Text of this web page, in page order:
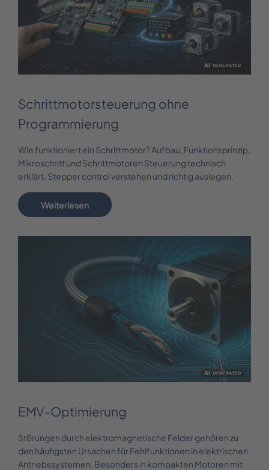
Schrittmotorsteuerung ohne
Programmierung
Wie funktioniert ein Schrittmotor? Aufbau, Funktionsprinzip,
Mikroschritt und Schrittmotoren Steuerung technisch
erklärt. Stepper control verstehen und richtig auslegen.
Weiterlesen
EMV-Optimierung
Störungen durch elektromagnetische Felder gehören zu
den häufigsten Ursachen für Fehlfunktionen in elektrischen
Antriebssystemen. Besonders in kompakten Motoren mit